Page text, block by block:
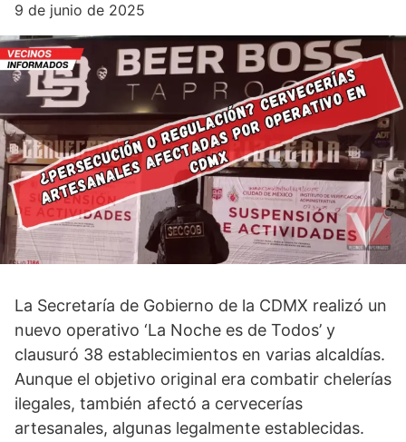
9 de junio de 2025
La Secretaría de Gobierno de la CDMX realizó un
nuevo operativo ‘La Noche es de Todos’ y
clausuró 38 establecimientos en varias alcaldías.
Aunque el objetivo original era combatir chelerías
ilegales, también afectó a cervecerías
artesanales, algunas legalmente establecidas.